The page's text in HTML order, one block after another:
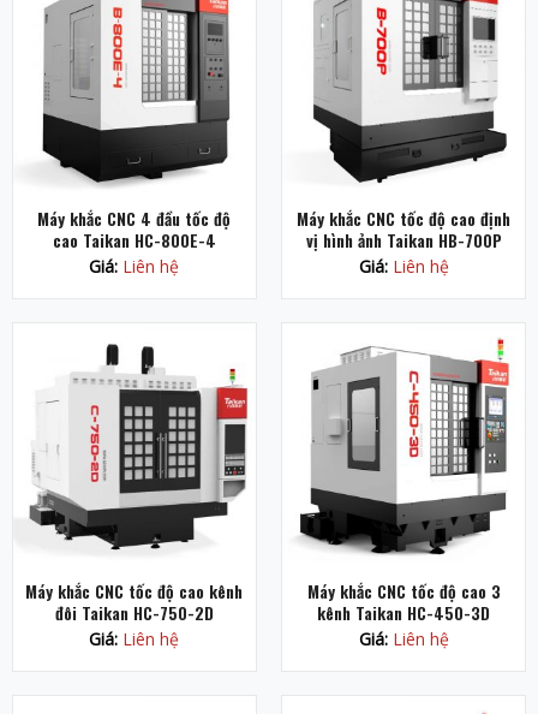
Máy khắc CNC 4 đầu tốc độ
cao Taikan HC-800E-4
Giá: Liên hệ
Máy khắc CNC tốc độ cao định
vị hình ảnh Taikan HB-700P
Giá:Liên hệ
Máy khắc CNC tốc độ cao kênh
đôi Taikan HC-750-2D
Giá: Liên hệ
Máy khắc CNC tốc độ cao 3
kênh Taikan HC-450-3D
Giá:Liên hệ